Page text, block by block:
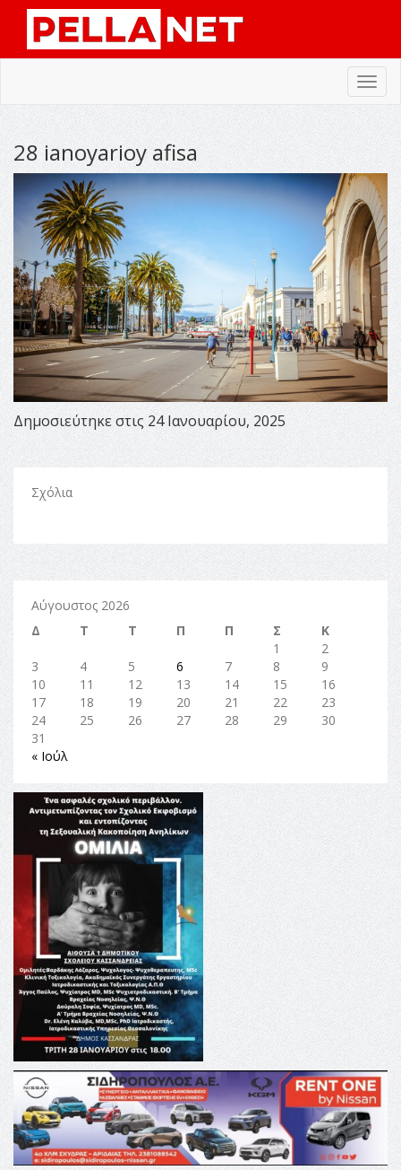
28 ianoyarioy afisa
Δημοσιεύτηκε στις 24 Ιανουαρίου, 2025
Σχόλια
Αύγουστος 2026
Δ
Τ Τ Π Π Σ
Κ
1
2
3
4 5 6 7 8
9
10
11 12 13 14 15
16
17
18 19 20 21 22
23
24
25 26 27 28 29
30
31
« Ιούλ